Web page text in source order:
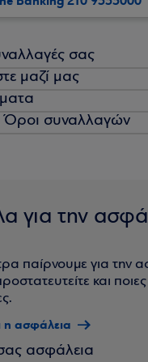
σας
μαζί μας
Όροι συναλλαγών
για την
παίρνουμε για την
και ποιες
η ασφάλεια
ασφάλεια